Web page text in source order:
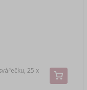
25 x